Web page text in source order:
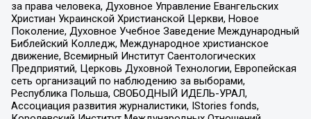
за права человека, Духовное Управление Евангельских
Христиан Украинской Христианской Церкви, Новое
Поколение, Духовное Учебное Заведение Международный
Библейский Колледж, Международное христианское
движение, Всемирный Институт Саентологических
Предприятий, Церковь Духовной Технологии, Европейская
сеть организаций по наблюдению за выборами,
Республика Польша, СВОБОДНЫЙ ИДЕЛЬ-УРАЛ,
Ассоциация развития журналистики, IStories fonds,